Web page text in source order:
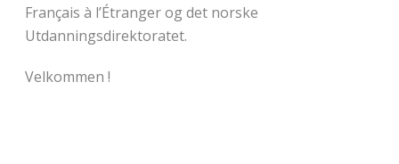
Français à l’Étranger og det norske
Utdanningsdirektoratet.
Velkommen !